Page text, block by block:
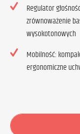
Regulator
zrównoważenie
wysokotonowych
Mobilność:
ergonomiczne